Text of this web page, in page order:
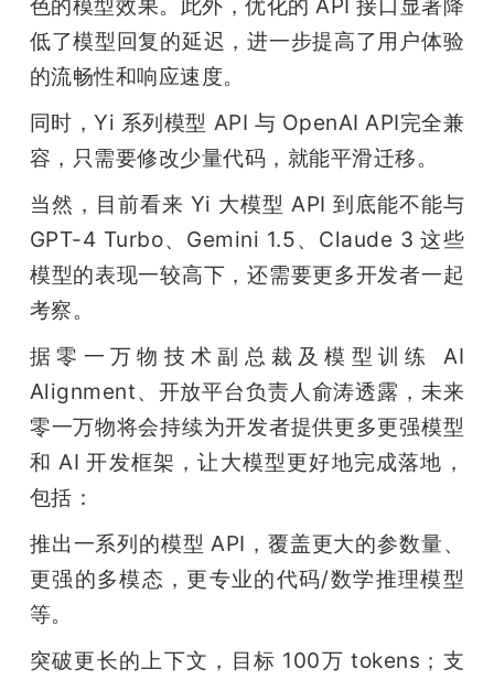
色的模型效果。此外，优化的 API 接口显著降
低了模型回复的延迟，进一步提高了用户体验
的流畅性和响应速度。
同时，Yi 系列模型 API 与 OpenAI API完全兼
容，只需要修改少量代码，就能平滑迁移。
当然，目前看来 Yi 大模型 API 到底能不能与
GPT-4 Turbo、Gemini 1.5、Claude 3 这些
模型的表现一较高下，还需要更多开发者一起
考察。
据零一万物技术副总裁及模型训练 AI
Alignment、开放平台负责人俞涛透露，未来
零一万物将会持续为开发者提供更多更强模型
和 AI 开发框架，让大模型更好地完成落地，
包括：
推出一系列的模型 API，覆盖更大的参数量、
更强的多模态，更专业的代码/数学推理模型
等。
突破更长的上下文，目标 100万 tokens；支